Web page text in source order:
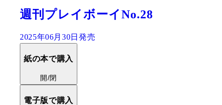
週刊プレイボーイNo.28
2025年06月30日発売
紙の本で購入
開/閉
電子版で購入